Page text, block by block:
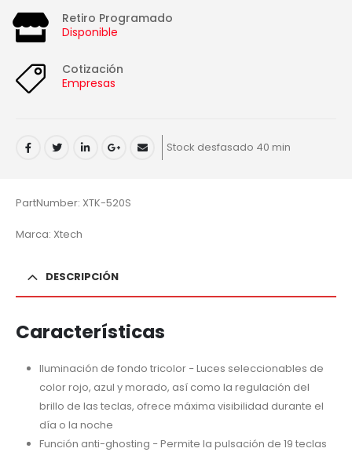
Retiro Programado
Disponible
Cotización
Empresas
Stock desfasado 40 min
PartNumber: XTK-520S
Marca: Xtech
DESCRIPCIÓN
Características
Iluminación de fondo tricolor − Luces seleccionables de
color rojo, azul y morado, así como la regulación del
brillo de las teclas, ofrece máxima visibilidad durante el
día o la noche
Función anti-ghosting − Permite la pulsación de 19 teclas